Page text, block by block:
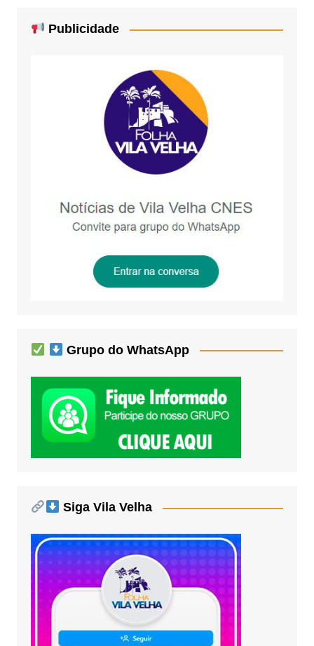
Publicidade
Grupo do WhatsApp
Siga Vila Velha